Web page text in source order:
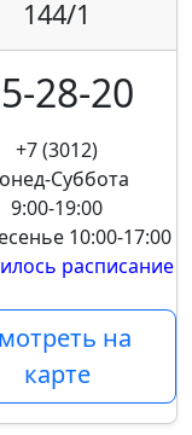
144/1
28-20
+7 (3012)
Суббота
9:00-19:00
10:00-17:00
расписание
на
карте